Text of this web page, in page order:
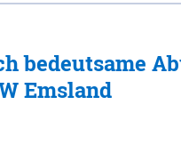
bedeutsame
Emsland